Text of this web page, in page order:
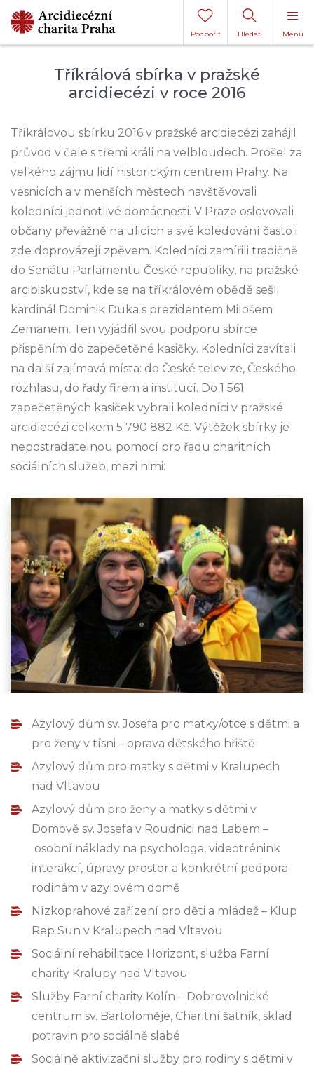
Menu
Hledat
Podpořit
Tříkrálová sbírka v pražské
arcidiecézi v roce 2016
Tříkrálovou sbírku 2016 v pražské arcidiecézi zahájil
průvod v čele s třemi králi na velbloudech. Prošel za
velkého zájmu lidí historickým centrem Prahy. Na
vesnicích a v menších městech navštěvovali
koledníci jednotlivé domácnosti. V Praze oslovovali
občany převážně na ulicích a své koledování často i
zde doprovázejí zpěvem. Koledníci zamířili tradičně
do Senátu Parlamentu České republiky, na pražské
arcibiskupství, kde se na tříkrálovém obědě sešli
kardinál Dominik Duka s prezidentem Milošem
Zemanem. Ten vyjádřil svou podporu sbírce
přispěním do zapečetěné kasičky. Koledníci zavítali
na další zajímavá místa: do České televize, Českého
rozhlasu, do řady firem a institucí. Do 1 561
zapečetěných kasiček vybrali koledníci v pražské
arcidiecézi celkem 5 790 882 Kč. Výtěžek sbírky je
nepostradatelnou pomocí pro řadu charitních
sociálních služeb, mezi nimi:
Azylový dům sv. Josefa pro matky/otce s dětmi a
pro ženy v tísni – oprava dětského hřiště
Azylový dům pro matky s dětmi v Kralupech
nad Vltavou
Azylový dům pro ženy a matky s dětmi v
Domově sv. Josefa v Roudnici nad Labem –
osobní náklady na psychologa, videotrénink
interakcí, úpravy prostor a konkrétní podpora
rodinám v azylovém domě
Nízkoprahové zařízení pro děti a mládež – Klup
Rep Sun v Kralupech nad Vltavou
Sociální rehabilitace Horizont, služba Farní
charity Kralupy nad Vltavou
Služby Farní charity Kolín – Dobrovolnické
centrum sv. Bartoloměje, Charitní šatník, sklad
potravin pro sociálně slabé
Sociálně aktivizační služby pro rodiny s dětmi v